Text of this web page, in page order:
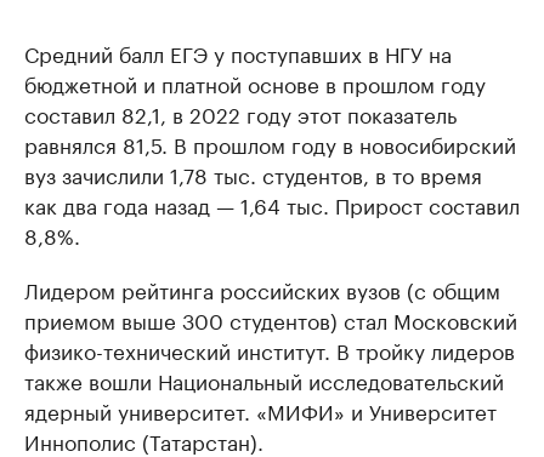
Средний балл ЕГЭ у поступавших в НГУ на
бюджетной и платной основе в прошлом году
составил 82,1, в 2022 году этот показатель
равнялся 81,5. В прошлом году в новосибирский
вуз зачислили 1,78 тыс. студентов, в то время
как два года назад — 1,64 тыс. Прирост составил
8,8%.
Лидером рейтинга российских вузов (с общим
приемом выше 300 студентов) стал Московский
физико-технический институт. В тройку лидеров
также вошли Национальный исследовательский
ядерный университет. «МИФИ» и Университет
Иннополис (Татарстан).